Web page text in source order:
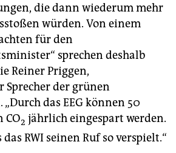
die dann wiederum mehr
würden. Von einem
für den
sprechen deshalb
Reiner Priggen,
der grünen
das EEG können 50
CO2 jährlich eingespart werden.
das RWI seinen Ruf so verspielt.“